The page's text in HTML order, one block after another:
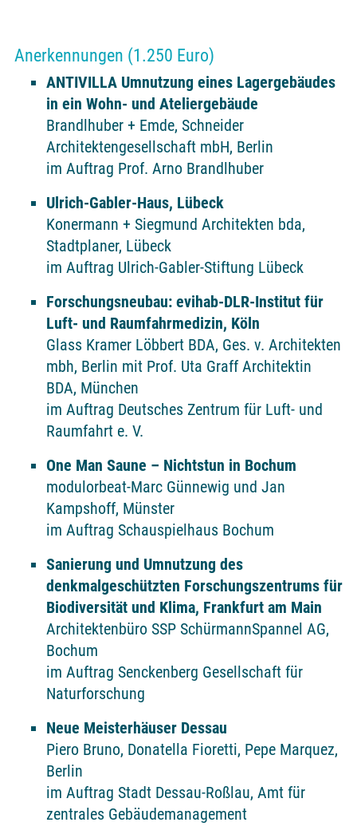
Anerkennungen (1.250 Euro)
ANTIVILLA Umnutzung eines Lagergebäudes
in ein Wohn- und Ateliergebäude
Brandlhuber + Emde, Schneider
Architektengesellschaft mbH, Berlin
im Auftrag Prof. Arno Brandlhuber
Ulrich-Gabler-Haus, Lübeck
Konermann + Siegmund Architekten bda,
Stadtplaner, Lübeck
im Auftrag Ulrich-Gabler-Stiftung Lübeck
Forschungsneubau: evihab-DLR-Institut für
Luft- und Raumfahrmedizin, Köln
Glass Kramer Löbbert BDA, Ges. v. Architekten
mbh, Berlin mit Prof. Uta Graff Architektin
BDA, München
im Auftrag Deutsches Zentrum für Luft- und
Raumfahrt e. V.
One Man Saune – Nichtstun in Bochum
modulorbeat-Marc Günnewig und Jan
Kampshoff, Münster
im Auftrag Schauspielhaus Bochum
Sanierung und Umnutzung des
denkmalgeschützten Forschungszentrums für
Biodiversität und Klima, Frankfurt am Main
Architektenbüro SSP SchürmannSpannel AG,
Bochum
im Auftrag Senckenberg Gesellschaft für
Naturforschung
Neue Meisterhäuser Dessau
Piero Bruno, Donatella Fioretti, Pepe Marquez,
Berlin
im Auftrag Stadt Dessau-Roßlau, Amt für
zentrales Gebäudemanagement